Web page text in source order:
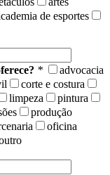
de esportes
*
advocacia
corte e costura
limpeza
pintura
produção
oficina